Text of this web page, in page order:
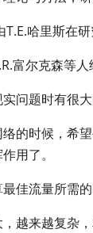
哈里斯在
富尔克森等
问题时有很大
的时候，希
用了。
佳流量所需
越来越复杂